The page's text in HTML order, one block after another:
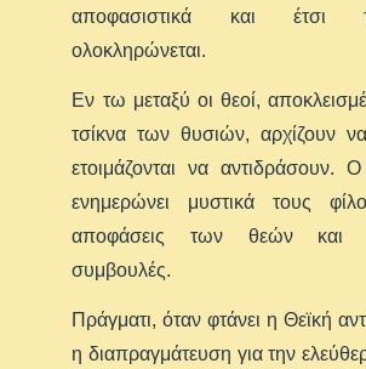
αποφασιστικά και έτσι
ολοκληρώνεται.
Εν τω μεταξύ οι θεοί,
τσίκνα των θυσιών, αρχίζουν
ετοιμάζονται να αντιδράσουν.
ενημερώνει μυστικά τους
αποφάσεις των θεών και
συμβουλές.
Πράγματι, όταν φτάνει η Θεϊκή
η διαπραγμάτευση για την